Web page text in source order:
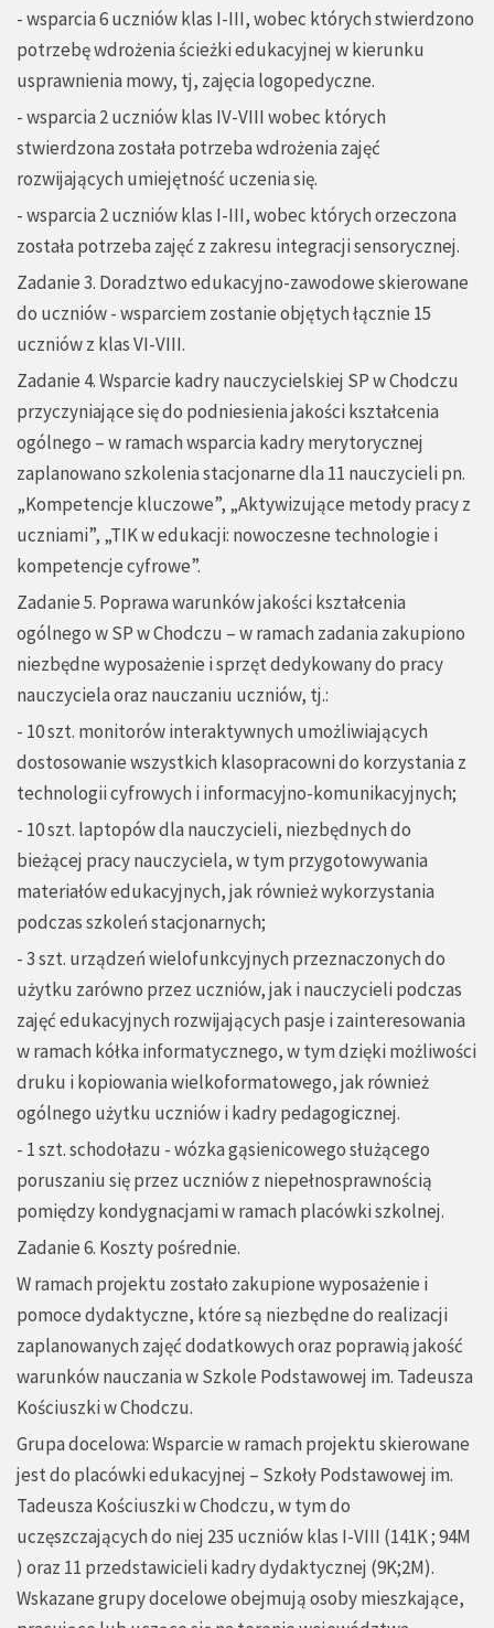
- wsparcia 6 uczniów klas I-III, wobec których stwierdzono
potrzebę wdrożenia ścieżki edukacyjnej w kierunku
usprawnienia mowy, tj, zajęcia logopedyczne.
- wsparcia 2 uczniów klas IV-VIII wobec których
stwierdzona została potrzeba wdrożenia zajęć
rozwijających umiejętność uczenia się.
- wsparcia 2 uczniów klas I-III, wobec których orzeczona
została potrzeba zajęć z zakresu integracji sensorycznej.
Zadanie 3. Doradztwo edukacyjno-zawodowe skierowane
do uczniów - wsparciem zostanie objętych łącznie 15
uczniów z klas VI-VIII.
Zadanie 4. Wsparcie kadry nauczycielskiej SP w Chodczu
przyczyniające się do podniesienia jakości kształcenia
ogólnego – w ramach wsparcia kadry merytorycznej
zaplanowano szkolenia stacjonarne dla 11 nauczycieli pn.
„Kompetencje kluczowe”, „Aktywizujące metody pracy z
uczniami”, „TIK w edukacji: nowoczesne technologie i
kompetencje cyfrowe”.
Zadanie 5. Poprawa warunków jakości kształcenia
ogólnego w SP w Chodczu – w ramach zadania zakupiono
niezbędne wyposażenie i sprzęt dedykowany do pracy
nauczyciela oraz nauczaniu uczniów, tj.:
- 10 szt. monitorów interaktywnych umożliwiających
dostosowanie wszystkich klasopracowni do korzystania z
technologii cyfrowych i informacyjno-komunikacyjnych;
- 10 szt. laptopów dla nauczycieli, niezbędnych do
bieżącej pracy nauczyciela, w tym przygotowywania
materiałów edukacyjnych, jak również wykorzystania
podczas szkoleń stacjonarnych;
- 3 szt. urządzeń wielofunkcyjnych przeznaczonych do
użytku zarówno przez uczniów, jak i nauczycieli podczas
zajęć edukacyjnych rozwijających pasje i zainteresowania
w ramach kółka informatycznego, w tym dzięki możliwości
druku i kopiowania wielkoformatowego, jak również
ogólnego użytku uczniów i kadry pedagogicznej.
- 1 szt. schodołazu - wózka gąsienicowego służącego
poruszaniu się przez uczniów z niepełnosprawnością
pomiędzy kondygnacjami w ramach placówki szkolnej.
Zadanie 6. Koszty pośrednie.
W ramach projektu zostało zakupione wyposażenie i
pomoce dydaktyczne, które są niezbędne do realizacji
zaplanowanych zajęć dodatkowych oraz poprawią jakość
warunków nauczania w Szkole Podstawowej im. Tadeusza
Kościuszki w Chodczu.
Grupa docelowa: Wsparcie w ramach projektu skierowane
jest do placówki edukacyjnej – Szkoły Podstawowej im.
Tadeusza Kościuszki w Chodczu, w tym do
uczęszczających do niej 235 uczniów klas I-VIII (141K ; 94M
) oraz 11 przedstawicieli kadry dydaktycznej (9K;2M).
Wskazane grupy docelowe obejmują osoby mieszkające,